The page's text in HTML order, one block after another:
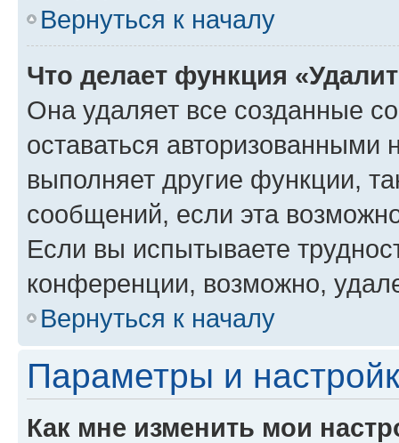
Вернуться к началу
Что делает функция
Она удаляет все созданные
оставаться авторизованными
выполняет другие функции,
сообщений, если эта
Если вы испытываете
конференции, возможно,
Вернуться к началу
Параметры и
Как мне изменить мои